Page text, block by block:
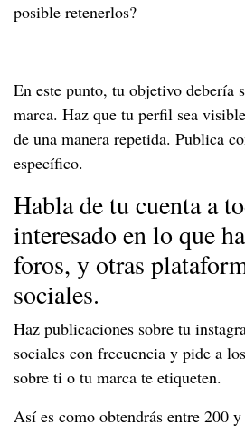
posible retenerlos?
En este punto, tu objetivo debería
marca. Haz que tu perfil sea
de una manera repetida. Publica
específico.
Habla de tu cuenta a
interesado en lo que
foros, y otras
sociales.
Haz publicaciones sobre tu
sociales con frecuencia y pide a
sobre ti o tu marca te etiqueten.
Así es como obtendrás entre 200